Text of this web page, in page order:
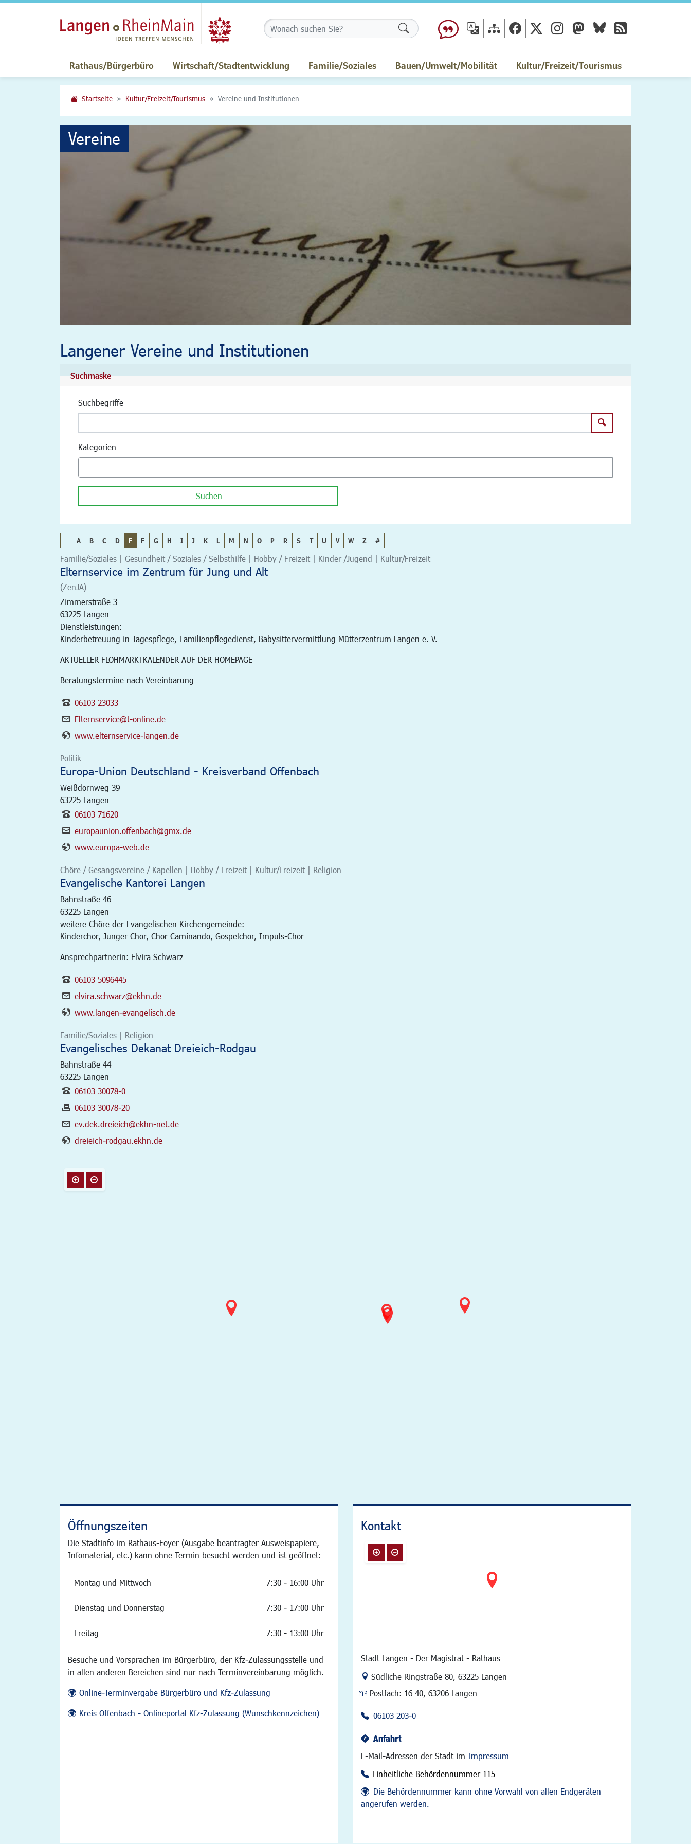
Formularschaltfläche
Rathaus/Bürgerbüro Wirtschaft/Stadtentwicklung Familie/Soziales Bauen/Umwelt/Mobilität Kultur/Freizeit/Tourismus
Startseite Kultur/Freizeit/Tourismus Vereine und Institutionen
Vereine
Langener Vereine und Institutionen
Suchmaske
Suchbegriffe
Kategorien
Suchen
A B C D E F G H I J K L M N O P R S T U V W Z #
Familie/Soziales | Gesundheit / Soziales / Selbsthilfe | Hobby / Freizeit | Kinder /Jugend | Kultur/Freizeit
Elternservice im Zentrum für Jung und Alt
(ZenJA)
Zimmerstraße 3
63225 Langen
Dienstleistungen:
Kinderbetreuung in Tagespflege, Familienpflegedienst, Babysittervermittlung Mütterzentrum Langen e. V.
AKTUELLER FLOHMARKTKALENDER AUF DER HOMEPAGE
Beratungstermine nach Vereinbarung
06103 23033
Elternservice@t-online.de
www.elternservice-langen.de
Politik
Europa-Union Deutschland - Kreisverband Offenbach
Weißdornweg 39
63225 Langen
06103 71620
europaunion.offenbach@gmx.de
www.europa-web.de
Chöre / Gesangsvereine / Kapellen | Hobby / Freizeit | Kultur/Freizeit | Religion
Evangelische Kantorei Langen
Bahnstraße 46
63225 Langen
weitere Chöre der Evangelischen Kirchengemeinde:
Kinderchor, Junger Chor, Chor Caminando, Gospelchor, Impuls-Chor
Ansprechpartnerin: Elvira Schwarz
06103 5096445
elvira.schwarz@ekhn.de
www.langen-evangelisch.de
Familie/Soziales | Religion
Evangelisches Dekanat Dreieich-Rodgau
Bahnstraße 44
63225 Langen
06103 30078-0
06103 30078-20
ev.dek.dreieich@ekhn-net.de
dreieich-rodgau.ekhn.de
Öffnungszeiten
Die Stadtinfo im Rathaus-Foyer (Ausgabe beantragter Ausweispapiere,
Infomaterial, etc.) kann ohne Termin besucht werden und ist geöffnet:
Montag und Mittwoch 7:30 - 16:00 Uhr
Dienstag und Donnerstag 7:30 - 17:00 Uhr
Freitag 7:30 - 13:00 Uhr
Besuche und Vorsprachen im Bürgerbüro, der Kfz-Zulassungsstelle und
in allen anderen Bereichen sind nur nach Terminvereinbarung möglich.
Online-Terminvergabe Bürgerbüro und Kfz-Zulassung
Kreis Offenbach - Onlineportal Kfz-Zulassung (Wunschkennzeichen)
Kontakt
Stadt Langen - Der Magistrat - Rathaus
Link zur Google-Maps Navigation
Südliche Ringstraße 80, 63225 Langen
Postfach: 16 40, 63206 Langen
06103 203-0
Anfahrt
E-Mail-Adressen der Stadt im Impressum
Einheitliche Behördennummer 115
Die Behördennummer kann ohne Vorwahl von allen Endgeräten
angerufen werden.